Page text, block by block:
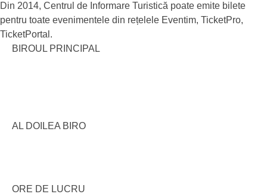
Din 2014, Centrul de Informare Turistică poate emite bilete
pentru toate evenimentele din rețelele Eventim, TicketPro,
TicketPortal.
BIROUL PRINCIPAL
AL DOILEA BIRO
ORE DE LUCRU